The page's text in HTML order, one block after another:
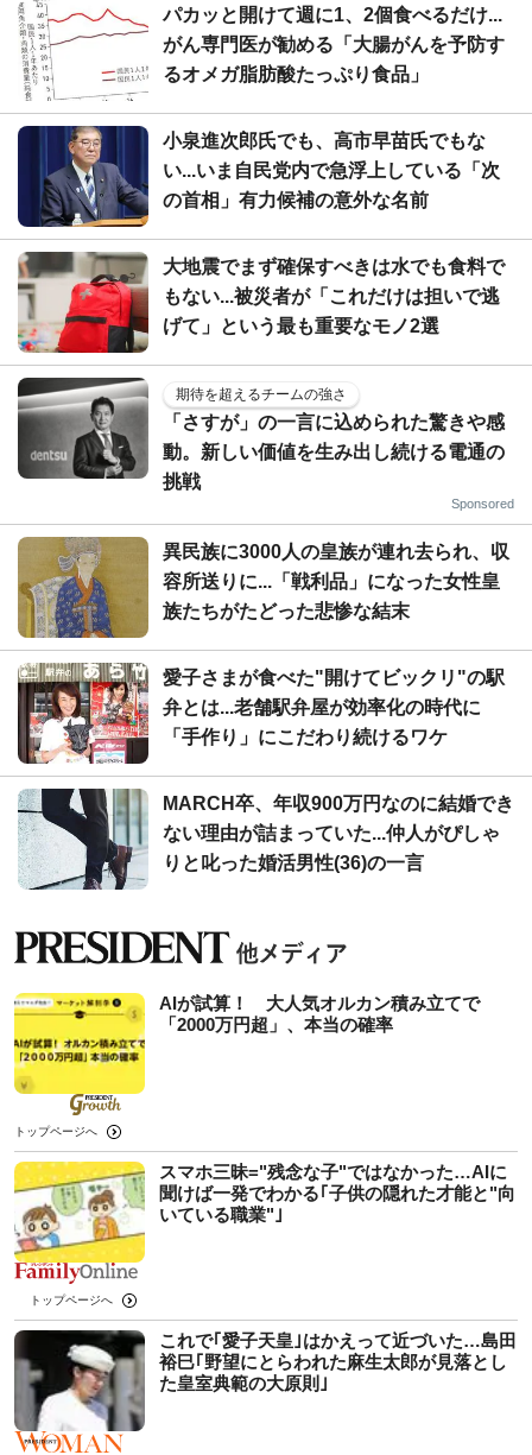
パカッと開けて週に1、2個食べるだけ...
がん専門医が勧める「大腸がんを予防す
るオメガ脂肪酸たっぷり食品」
小泉進次郎氏でも、高市早苗氏でもな
い...いま自民党内で急浮上している「次
の首相」有力候補の意外な名前
大地震でまず確保すべきは水でも食料で
もない...被災者が「これだけは担いで逃
げて」という最も重要なモノ2選
期待を超えるチームの強さ
「さすが」の一言に込められた驚きや感
動。新しい価値を生み出し続ける電通の
挑戦
Sponsored
異民族に3000人の皇族が連れ去られ、収
容所送りに...「戦利品」になった女性皇
族たちがたどった悲惨な結末
愛子さまが食べた"開けてビックリ"の駅
弁とは...老舗駅弁屋が効率化の時代に
「手作り」にこだわり続けるワケ
MARCH卒、年収900万円なのに結婚でき
ない理由が詰まっていた...仲人がぴしゃ
りと叱った婚活男性(36)の一言
AIが試算！ 大人気オルカン積み立てで
「2000万円超」、本当の確率
トップページへ
スマホ三昧="残念な子"ではなかった…AIに
聞けば一発でわかる｢子供の隠れた才能と"向
いている職業"｣
トップページへ
これで｢愛子天皇｣はかえって近づいた…島田
裕巳｢野望にとらわれた麻生太郎が見落とし
た皇室典範の大原則｣